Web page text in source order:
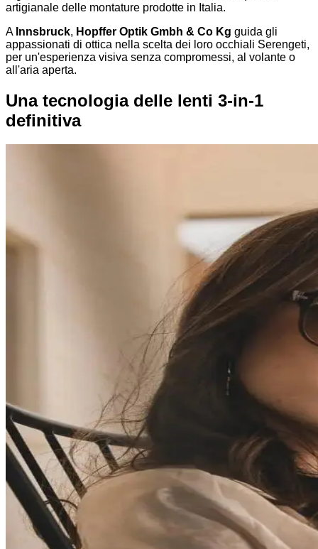
artigianale delle montature prodotte in Italia.
A Innsbruck, Hopffer Optik Gmbh & Co Kg guida gli
appassionati di ottica nella scelta dei loro occhiali Serengeti,
per un'esperienza visiva senza compromessi, al volante o
all'aria aperta.
Una tecnologia delle lenti 3-in-1
definitiva